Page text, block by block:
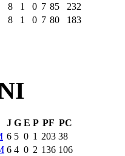
8 1 0 7 85
232
8 1 0 7 80 183
J G E P PF PC
6 5 0 1 203 38
6 4 0 2 136 106